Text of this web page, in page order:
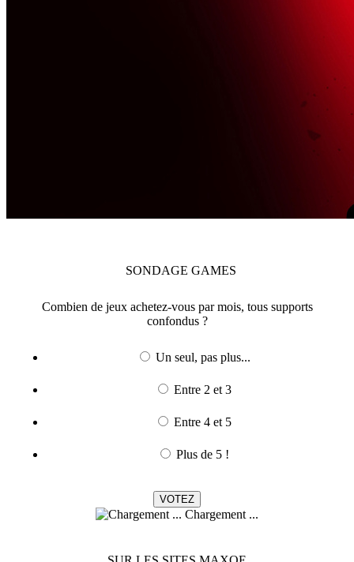
SONDAGE GAMES
Combien de jeux achetez-vous par mois, tous supports
confondus ?
Un seul, pas plus...
Entre 2 et 3
Entre 4 et 5
Plus de 5 !
Chargement ...